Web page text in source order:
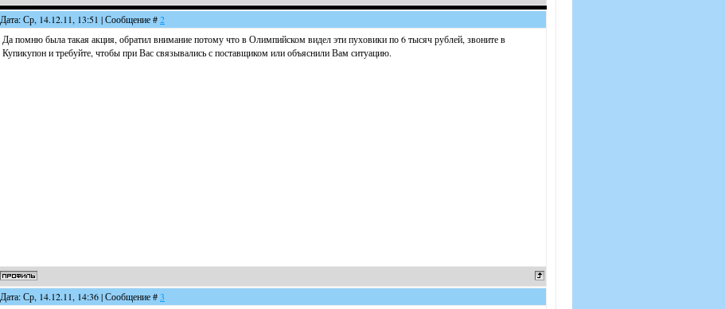
Дата: Ср, 14.12.11, 13:51 | Сообщение #2
Да помню была такая акция, обратил внимание потому что в Олимпийском видел эти пуховики по 6 тысяч рублей, звоните в
Купикупон и требуйте, чтобы при Вас связывались с поставщиком или объяснили Вам ситуацию.
Дата: Ср, 14.12.11, 14:36 | Сообщение #3